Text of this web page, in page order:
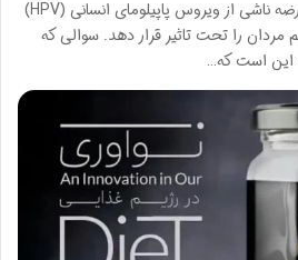
افراد نگرانی ایجاد کند. این عارضه ناشی از ویروس پاپیلومای انسانی (HPV)
را تحت تاثیر قرار دهد. سوالی که
این است که…